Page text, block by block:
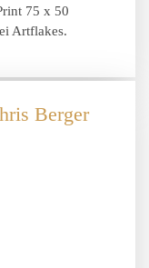
75 x 50
Artflakes.
Berger